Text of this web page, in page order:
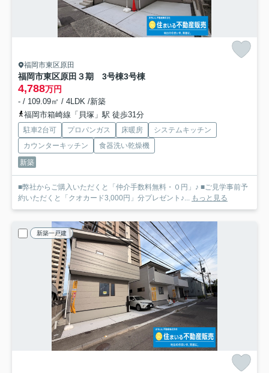
福岡市東区原田
福岡市東区原田３期 3号棟3号棟
4,788万円
- / 109.09㎡ / 4LDK /新築
福岡市箱崎線「貝塚」駅 徒歩31分
駐車2台可 プロパンガス 床暖房
システムキッチン
カウンターキッチン
食器洗い乾燥機
新築
■弊社からご購入いただくと「仲介手数料無料・０円」♪ ■ご見学事前予
約いただくと「クオカード3,000円」分プレゼント♪... もっと見る
新築一戸建